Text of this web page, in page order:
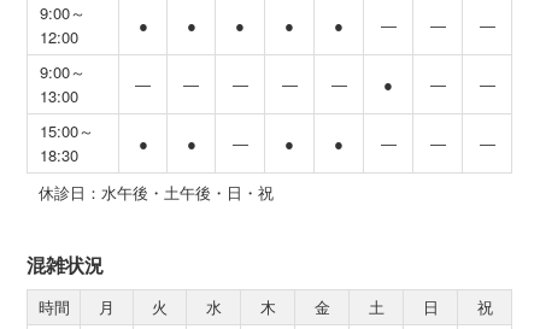
9:00～
12:00
● ● ● ● ● ― ― ―
9:00～
13:00
― ― ― ― ― ● ― ―
15:00～
18:30
● ● ― ● ● ― ― ―
休診日：水午後・土午後・日・祝
混雑状況
時間 月 火 水 木 金 土 日
祝